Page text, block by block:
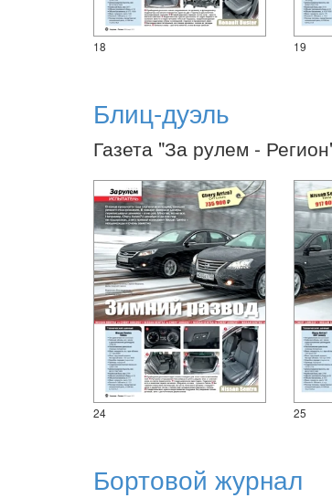
18 19
Блиц-дуэль
Газета "За рулем -
24 25
Бортовой журнал